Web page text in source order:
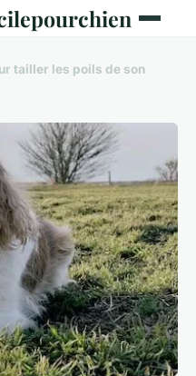
tailler les poils de son